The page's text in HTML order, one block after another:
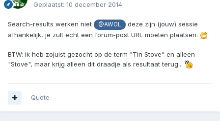
Geplaatst: 10 december 2014
Search-results werken niet @AWOL
deze zijn (jouw) sessie
afhankelijk, je zult echt een forum-post URL moeten plaatsen.
BTW: ik heb zojuist gezocht op de term "Tin Stove" en alleen
"Stove", maar krijg alleen dit draadje als resultaat terug...
Quote